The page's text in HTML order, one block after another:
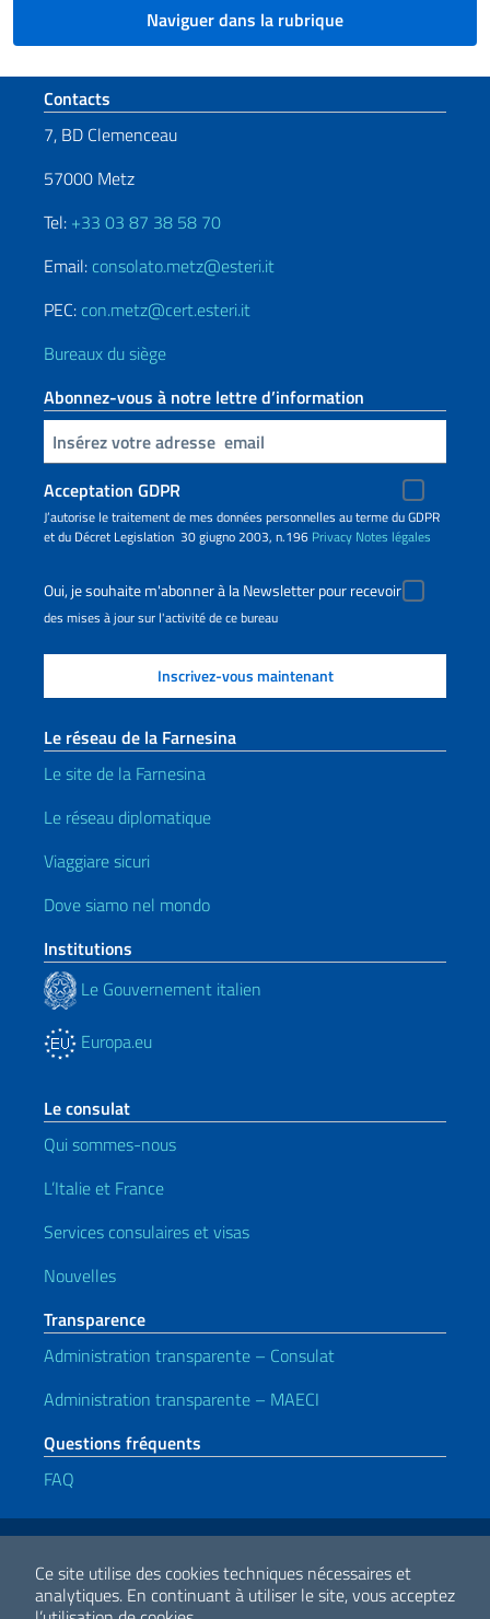
Ce site utilise des cookies techniques nécessaires et
analytiques. En continuant à utiliser le site, vous acceptez
Naviguer dans la rubrique
Section de pied de page
Contacts
7, BD Clemenceau
57000 Metz
Tel: +33 03 87 38 58 70
Email: consolato.metz@esteri.it
PEC: con.metz@cert.esteri.it
Bureaux du siège
Abonnez-vous à notre lettre d’information
Insert your email
Acceptation GDPR
J’autorise le traitement de mes données personnelles au terme du GDPR
et du Décret Legislation 30 giugno 2003, n.196 Privacy Notes légales
Oui, je souhaite m'abonner à la Newsletter pour recevoir
des mises à jour sur l'activité de ce bureau
Le réseau de la Farnesina
Le site de la Farnesina
Le réseau diplomatique
Viaggiare sicuri
Dove siamo nel mondo
Institutions
Le Gouvernement italien
Europa.eu
Le consulat
Qui sommes-nous
L’Italie et France
Services consulaires et visas
Nouvelles
Transparence
Administration transparente – Consulat
Administration transparente – MAECI
Questions fréquents
FAQ
Liens utiles